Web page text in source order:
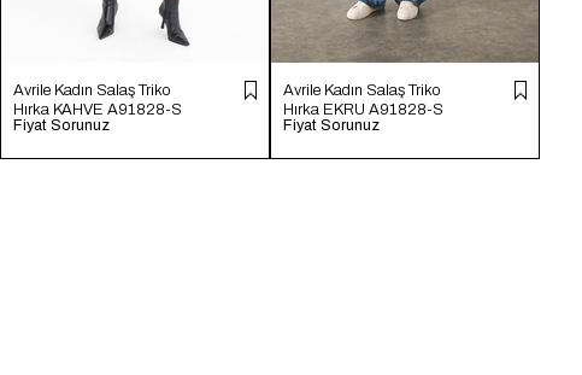
Avrile Kadın Salaş Triko
Hırka KAHVE A91828-S
Fiyat Sorunuz
Avrile Kadın Salaş Triko
Hırka EKRU A91828-S
Fiyat Sorunuz